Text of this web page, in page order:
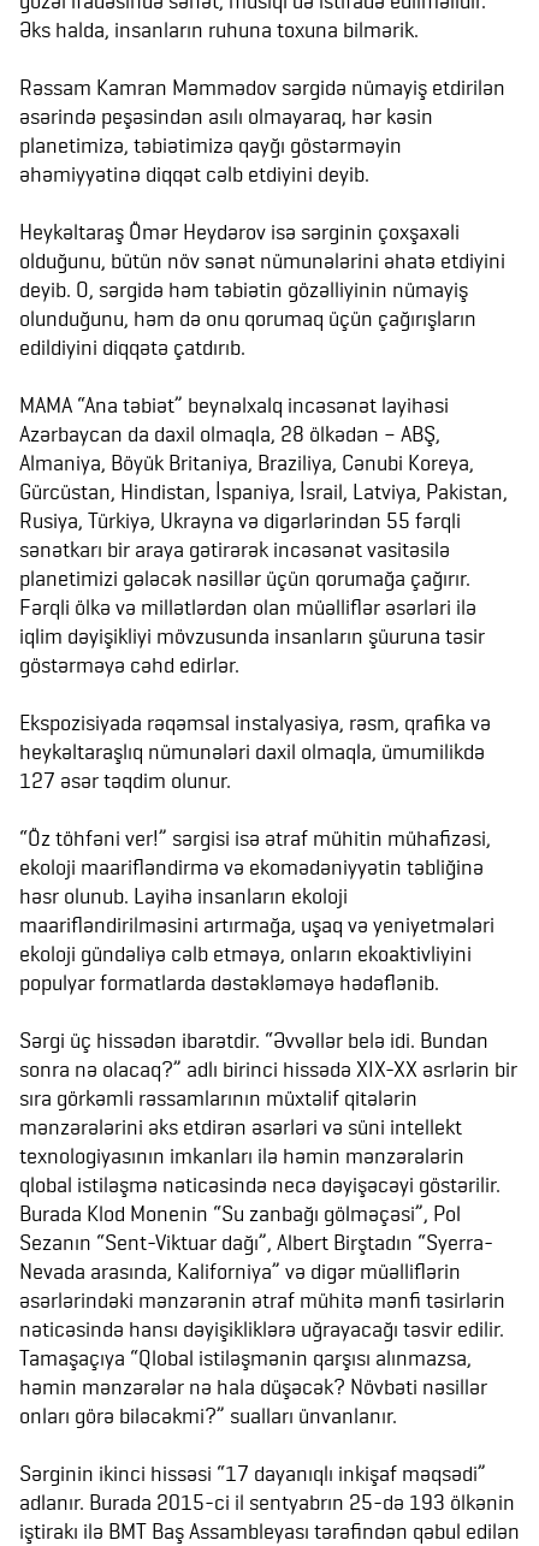
Əks halda, insanların ruhuna toxuna bilmərik.
Rəssam Kamran Məmmədov sərgidə nümayiş etdirilən
əsərində peşəsindən asılı olmayaraq, hər kəsin
planetimizə, təbiətimizə qayğı göstərməyin
əhəmiyyətinə diqqət cəlb etdiyini deyib.
Heykəltaraş Ömər Heydərov isə sərginin çoxşaxəli
olduğunu, bütün növ sənət nümunələrini əhatə etdiyini
deyib. O, sərgidə həm təbiətin gözəlliyinin nümayiş
olunduğunu, həm də onu qorumaq üçün çağırışların
edildiyini diqqətə çatdırıb.
MAMA “Ana təbiət” beynəlxalq incəsənət layihəsi
Azərbaycan da daxil olmaqla, 28 ölkədən – ABŞ,
Almaniya, Böyük Britaniya, Braziliya, Cənubi Koreya,
Gürcüstan, Hindistan, İspaniya, İsrail, Latviya, Pakistan,
Rusiya, Türkiyə, Ukrayna və digərlərindən 55 fərqli
sənətkarı bir araya gətirərək incəsənət vasitəsilə
planetimizi gələcək nəsillər üçün qorumağa çağırır.
Fərqli ölkə və millətlərdən olan müəlliflər əsərləri ilə
iqlim dəyişikliyi mövzusunda insanların şüuruna təsir
göstərməyə cəhd edirlər.
Ekspozisiyada rəqəmsal instalyasiya, rəsm, qrafika və
heykəltaraşlıq nümunələri daxil olmaqla, ümumilikdə
127 əsər təqdim olunur.
“Öz töhfəni ver!” sərgisi isə ətraf mühitin mühafizəsi,
ekoloji maarifləndirmə və ekomədəniyyətin təbliğinə
həsr olunub. Layihə insanların ekoloji
maarifləndirilməsini artırmağa, uşaq və yeniyetmələri
ekoloji gündəliyə cəlb etməyə, onların ekoaktivliyini
populyar formatlarda dəstəkləməyə hədəflənib.
Sərgi üç hissədən ibarətdir. “Əvvəllər belə idi. Bundan
sonra nə olacaq?” adlı birinci hissədə XIX-XX əsrlərin bir
sıra görkəmli rəssamlarının müxtəlif qitələrin
mənzərələrini əks etdirən əsərləri və süni intellekt
texnologiyasının imkanları ilə həmin mənzərələrin
qlobal istiləşmə nəticəsində necə dəyişəcəyi göstərilir.
Burada Klod Monenin “Su zanbağı gölməçəsi”, Pol
Sezanın “Sent-Viktuar dağı”, Albert Birştadın “Syerra-
Nevada arasında, Kaliforniya” və digər müəlliflərin
əsərlərindəki mənzərənin ətraf mühitə mənfi təsirlərin
nəticəsində hansı dəyişikliklərə uğrayacağı təsvir edilir.
Tamaşaçıya “Qlobal istiləşmənin qarşısı alınmazsa,
həmin mənzərələr nə hala düşəcək? Növbəti nəsillər
onları görə biləcəkmi?” sualları ünvanlanır.
Sərginin ikinci hissəsi “17 dayanıqlı inkişaf məqsədi”
adlanır. Burada 2015-ci il sentyabrın 25-də 193 ölkənin
iştirakı ilə BMT Baş Assambleyası tərəfindən qəbul edilən